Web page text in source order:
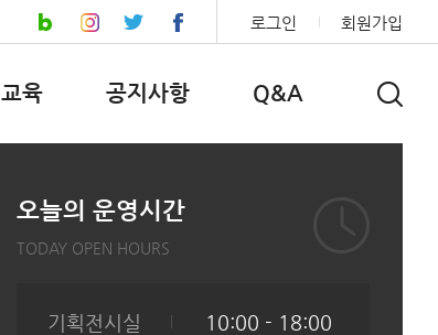
로그인 회원가입
교육 공지사항 Q&A
오늘의 운영시간
TODAY OPEN HOURS
기획전시실 10:00 - 18:00